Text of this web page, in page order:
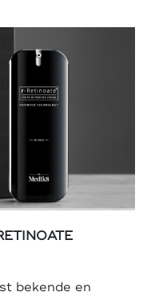
bekende en